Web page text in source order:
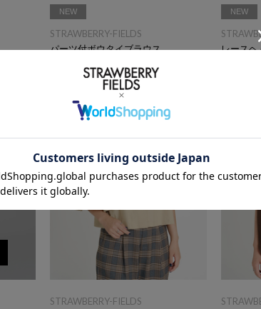
NEW
STRAWBERRY-FIELDS
パーツ付ボウタイブラウス
￥15,400(税込)
NEW
STRAWBERRY-FIELDS